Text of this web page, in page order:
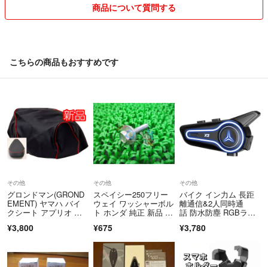
商品について質問する
こちらの商品もおすすめです
その他
グロンドマン(GROND
EMENT) ヤマハ バイ
クシート アプリオ エ
¥3,800
その他
スペイシー250フリー
ウェイ ワッシャーボル
ト ホンダ 純正 新品 M
¥675
その他
バイク イン力ム 長距
離通信&2人同時通
話 防水防塵 RGBライ
¥3,780